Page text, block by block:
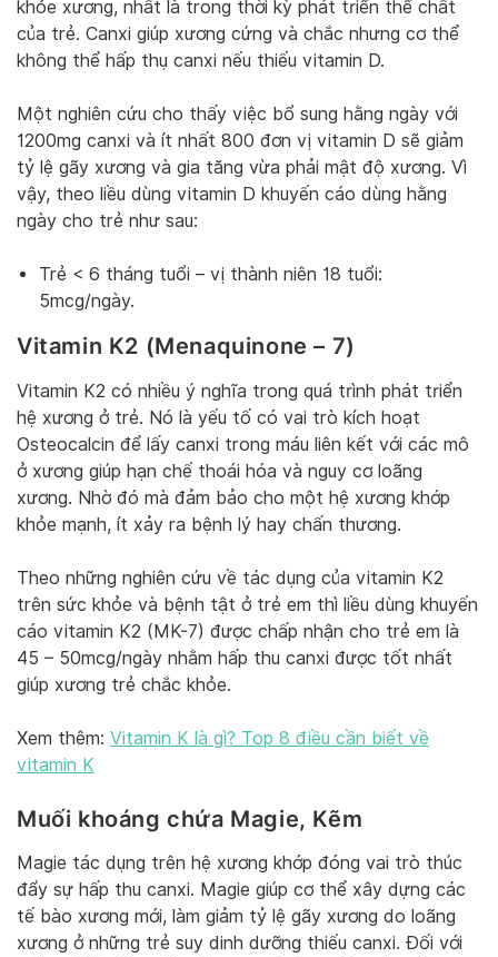
khỏe xương, nhất là trong thời kỳ phát triển thể chất
của trẻ. Canxi giúp xương cứng và chắc nhưng cơ thể
không thể hấp thụ canxi nếu thiếu vitamin D.
Một nghiên cứu cho thấy việc bổ sung hằng ngày với
1200mg canxi và ít nhất 800 đơn vị vitamin D sẽ giảm
tỷ lệ gãy xương và gia tăng vừa phải mật độ xương. Vì
vậy, theo liều dùng vitamin D khuyến cáo dùng hằng
ngày cho trẻ như sau:
Trẻ < 6 tháng tuổi – vị thành niên 18 tuổi:
5mcg/ngày.
Vitamin K2 (Menaquinone – 7)
Vitamin K2 có nhiều ý nghĩa trong quá trình phát triển
hệ xương ở trẻ. Nó là yếu tố có vai trò kích hoạt
Osteocalcin để lấy canxi trong máu liên kết với các mô
ở xương giúp hạn chế thoái hóa và nguy cơ loãng
xương. Nhờ đó mà đảm bảo cho một hệ xương khớp
khỏe mạnh, ít xảy ra bệnh lý hay chấn thương.
Theo những nghiên cứu về tác dụng của vitamin K2
trên sức khỏe và bệnh tật ở trẻ em thì liều dùng khuyến
cáo vitamin K2 (MK-7) được chấp nhận cho trẻ em là
45 – 50mcg/ngày nhằm hấp thu canxi được tốt nhất
giúp xương trẻ chắc khỏe.
Xem thêm: Vitamin K là gì? Top 8 điều cần biết về
vitamin K
Muối khoáng chứa Magie, Kẽm
Magie tác dụng trên hệ xương khớp đóng vai trò thúc
đẩy sự hấp thu canxi. Magie giúp cơ thể xây dựng các
tế bào xương mới, làm giảm tỷ lệ gãy xương do loãng
xương ở những trẻ suy dinh dưỡng thiếu canxi. Đối với